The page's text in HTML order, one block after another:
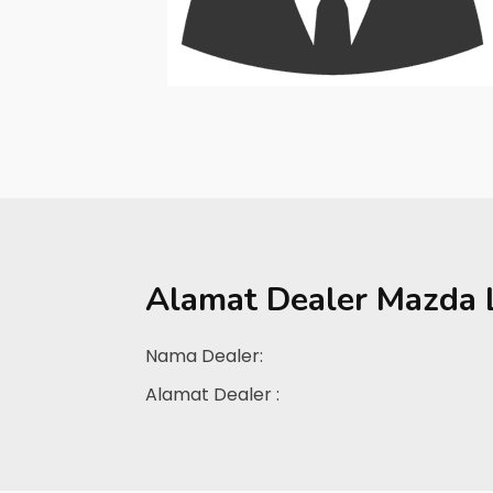
Alamat Dealer Mazda
Nama Dealer:
Alamat Dealer :